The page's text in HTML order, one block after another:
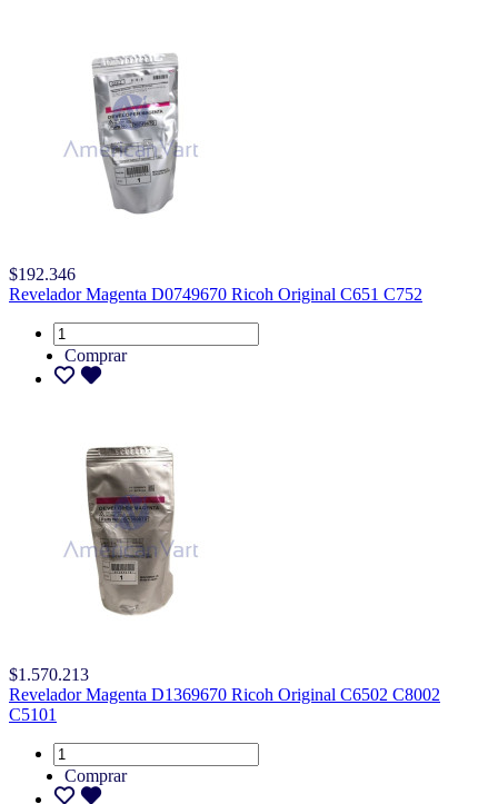
$192.346
Revelador Magenta D0749670 Ricoh Original C651 C752
Comprar
$1.570.213
Revelador Magenta D1369670 Ricoh Original C6502 C8002
C5101
Comprar